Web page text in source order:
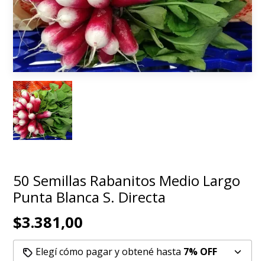
50 Semillas Rabanitos Medio Largo
Punta Blanca S. Directa
$3.381,00
Elegí cómo pagar y obtené hasta 7% OFF